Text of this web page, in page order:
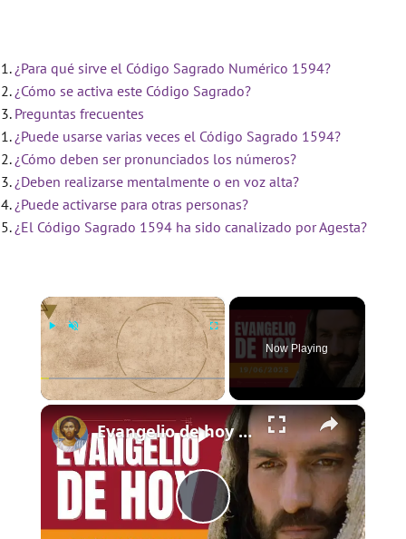
¿Para qué sirve el Código Sagrado Numérico 1594?
¿Cómo se activa este Código Sagrado?
Preguntas frecuentes
¿Puede usarse varias veces el Código Sagrado 1594?
¿Cómo deben ser pronunciados los números?
¿Deben realizarse mentalmente o en voz alta?
¿Puede activarse para otras personas?
¿El Código Sagrado 1594 ha sido canalizado por Agesta?
×
Fullscreen
Now Playing
×
Play
Evangelio de hoy - Jueves 19 de junio de 2025 - Lucas 9:11b-17 - Biblia Católica